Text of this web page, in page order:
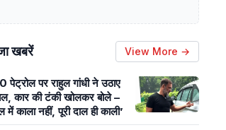
खबरें View More →
पेट्रोल पर राहुल गांधी ने उठाए
कार की टंकी खोलकर बोले –
में काला नहीं, पूरी दाल ही काली’